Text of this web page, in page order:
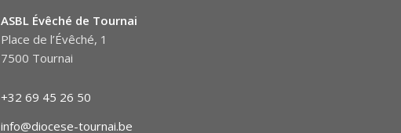
ASBL Évêché de Tournai
Place de l’Évêché, 1
7500 Tournai
+32 69 45 26 50
info@diocese-tournai.be